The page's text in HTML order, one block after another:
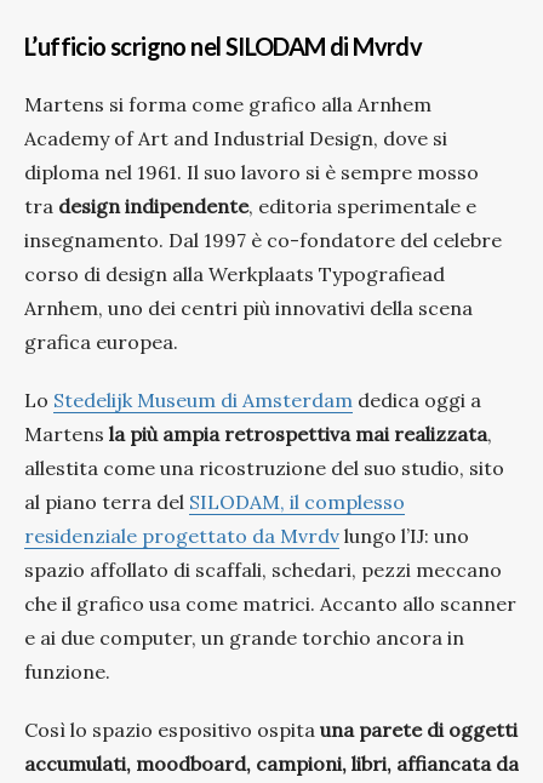
L’ufficio scrigno nel SILODAM di Mvrdv
Martens si forma come grafico alla Arnhem
Academy of Art and Industrial Design, dove si
diploma nel 1961. Il suo lavoro si è sempre mosso
tra design indipendente, editoria sperimentale e
insegnamento. Dal 1997 è co-fondatore del celebre
corso di design alla Werkplaats Typografiead
Arnhem, uno dei centri più innovativi della scena
grafica europea.
Lo Stedelijk Museum di Amsterdam dedica oggi a
Martens la più ampia retrospettiva mai realizzata,
allestita come una ricostruzione del suo studio, sito
al piano terra del SILODAM, il complesso
residenziale progettato da Mvrdv lungo l’IJ: uno
spazio affollato di scaffali, schedari, pezzi meccano
che il grafico usa come matrici. Accanto allo scanner
e ai due computer, un grande torchio ancora in
funzione.
Così lo spazio espositivo ospita una parete di oggetti
accumulati, moodboard, campioni, libri, affiancata da